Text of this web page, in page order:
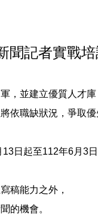
聞記者實戰
，並建立優質人才
依職缺狀況，爭取優
日起至112年6月3日
稿能力之外，
的機會。